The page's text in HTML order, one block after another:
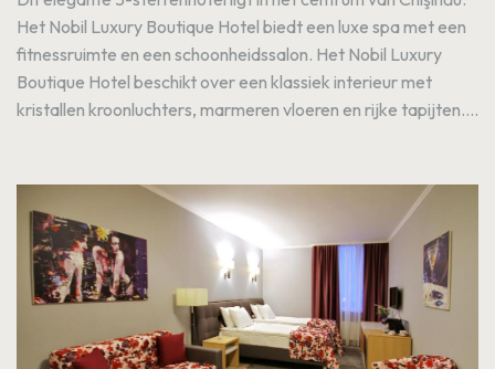
Het Nobil Luxury Boutique Hotel biedt een luxe spa met een
fitnessruimte en een schoonheidssalon. Het Nobil Luxury
Boutique Hotel beschikt over een klassiek interieur met
kristallen kroonluchters, marmeren vloeren en rijke tapijten....